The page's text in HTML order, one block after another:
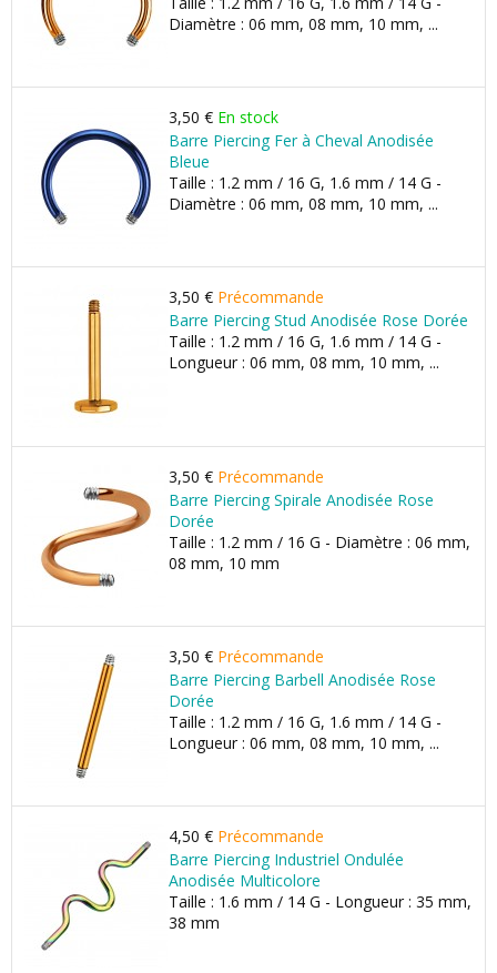
Diamètre : 06 mm, 08 mm, 10 mm, ...
3,50 € En stock
Barre Piercing Fer à Cheval Anodisée
Bleue
Taille : 1.2 mm / 16 G, 1.6 mm / 14 G -
Diamètre : 06 mm, 08 mm, 10 mm, ...
3,50 € Précommande
Barre Piercing Stud Anodisée Rose Dorée
Taille : 1.2 mm / 16 G, 1.6 mm / 14 G -
Longueur : 06 mm, 08 mm, 10 mm, ...
3,50 € Précommande
Barre Piercing Spirale Anodisée Rose
Dorée
Taille : 1.2 mm / 16 G - Diamètre : 06 mm,
08 mm, 10 mm
3,50 € Précommande
Barre Piercing Barbell Anodisée Rose
Dorée
Taille : 1.2 mm / 16 G, 1.6 mm / 14 G -
Longueur : 06 mm, 08 mm, 10 mm, ...
4,50 € Précommande
Barre Piercing Industriel Ondulée
Anodisée Multicolore
Taille : 1.6 mm / 14 G - Longueur : 35 mm,
38 mm